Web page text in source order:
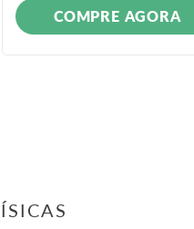
COMPRE AGORA